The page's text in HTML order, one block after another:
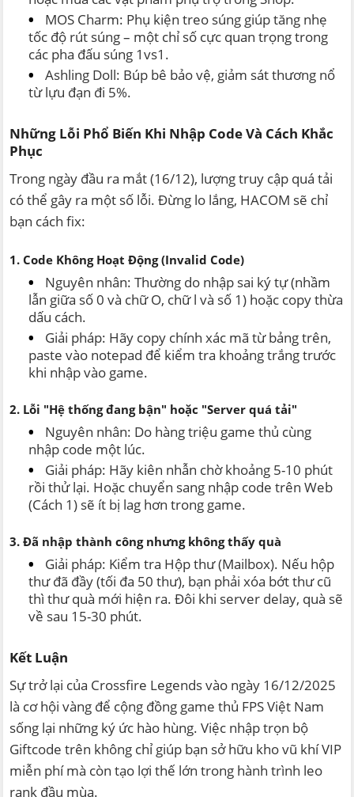
MOS Charm: Phụ kiện treo súng giúp tăng nhẹ
tốc độ rút súng – một chỉ số cực quan trọng trong
các pha đấu súng 1vs1.
Ashling Doll: Búp bê bảo vệ, giảm sát thương nổ
từ lựu đạn đi 5%.
Những Lỗi Phổ Biến Khi Nhập Code Và Cách Khắc
Phục
Trong ngày đầu ra mắt (16/12), lượng truy cập quá tải
có thể gây ra một số lỗi. Đừng lo lắng, HACOM sẽ chỉ
bạn cách fix:
1. Code Không Hoạt Động (Invalid Code)
Nguyên nhân: Thường do nhập sai ký tự (nhầm
lẫn giữa số 0 và chữ O, chữ l và số 1) hoặc copy thừa
dấu cách.
Giải pháp: Hãy copy chính xác mã từ bảng trên,
paste vào notepad để kiểm tra khoảng trắng trước
khi nhập vào game.
2. Lỗi "Hệ thống đang bận" hoặc "Server quá tải"
Nguyên nhân: Do hàng triệu game thủ cùng
nhập code một lúc.
Giải pháp: Hãy kiên nhẫn chờ khoảng 5-10 phút
rồi thử lại. Hoặc chuyển sang nhập code trên Web
(Cách 1) sẽ ít bị lag hơn trong game.
3. Đã nhập thành công nhưng không thấy quà
Giải pháp: Kiểm tra Hộp thư (Mailbox). Nếu hộp
thư đã đầy (tối đa 50 thư), bạn phải xóa bớt thư cũ
thì thư quà mới hiện ra. Đôi khi server delay, quà sẽ
về sau 15-30 phút.
Kết Luận
Sự trở lại của Crossfire Legends vào ngày 16/12/2025
là cơ hội vàng để cộng đồng game thủ FPS Việt Nam
sống lại những ký ức hào hùng. Việc nhập trọn bộ
Giftcode trên không chỉ giúp bạn sở hữu kho vũ khí VIP
miễn phí mà còn tạo lợi thế lớn trong hành trình leo
rank đầu mùa.